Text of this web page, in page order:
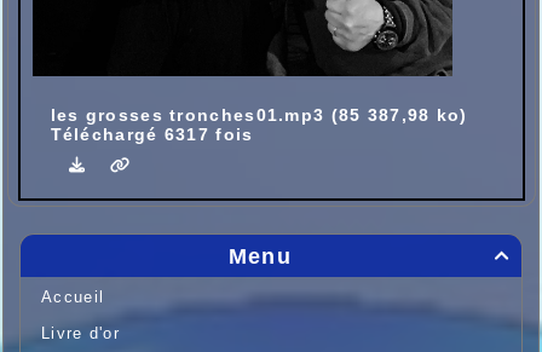

Menu
Accueil
Livre d'or
les grosses tronches01.mp3 (85 387,98 ko)
Téléchargé 6317 fois